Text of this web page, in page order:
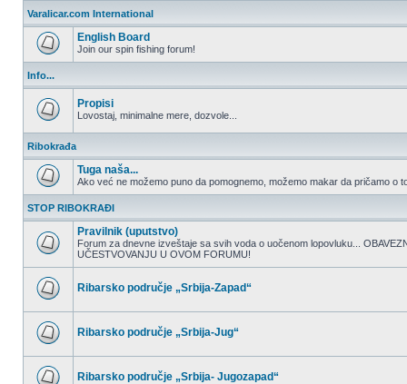
postova
Varalicar.com International
English Board
Join our spin fishing forum!
Info...
nepročitanih
postova
Propisi
Lovostaj, minimalne mere, dozvole...
Ribokrađa
postova
Tuga naša...
Ako već ne možemo puno da pomognemo, možemo makar da pričamo o
STOP RIBOKRAĐI
Nema
nepročitanih
Pravilnik (uputstvo)
Forum za dnevne izveštaje sa svih voda o uočenom lopovluku...
UČESTVOVANJU U OVOM FORUMU!
nepročitanih
Ribarsko područje „Srbija-Zapad“
nepročitanih
Ribarsko područje „Srbija-Jug“
Ribarsko područje „Srbija- Jugozapad“